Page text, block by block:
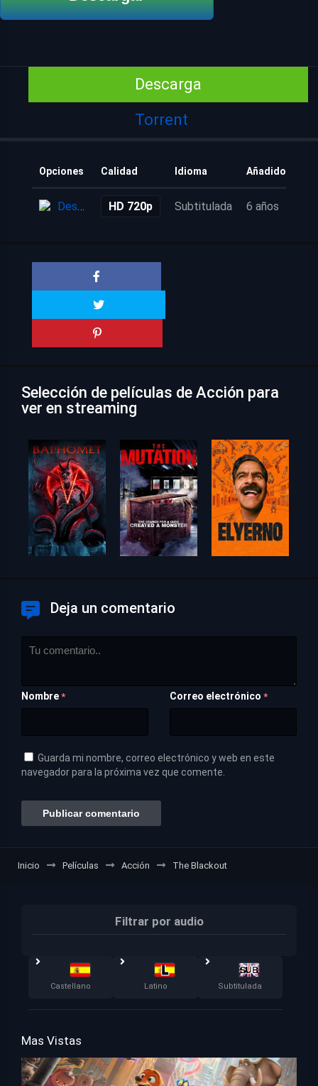
Descarga
Torrent
Opciones Calidad Idioma Añadido
Descarga HD 720p Subtitulada 6 años
Selección de películas de Acción para
ver en streaming
Deja un comentario
Nombre * Correo electrónico *
Guarda mi nombre, correo electrónico y web en este
navegador para la próxima vez que comente.
Inicio Películas Acción The Blackout
Filtrar por audio
Castellano Latino Subtitulada
Mas Vistas